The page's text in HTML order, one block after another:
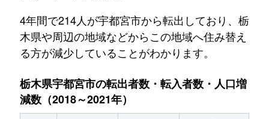
4年間で214人が宇都宮市から転出しており、栃
木県や周辺の地域などからこの地域へ住み替え
る方が減少していることがわかります。
栃木県宇都宮市の転出者数・転入者数・人口増
減数（2018～2021年）